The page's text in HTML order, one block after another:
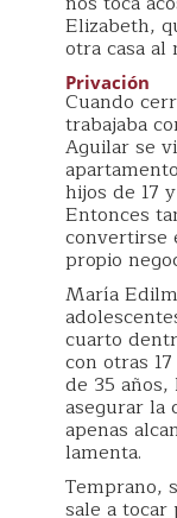
Elizabeth,
otra casa al
Privación
Cuando
trabajaba
Aguilar se
hijos de 17
Entonces
convertirse
propio
María
cuarto
con otras
de 35
asegurar la
apenas
lamenta.
Temprano,
sale a